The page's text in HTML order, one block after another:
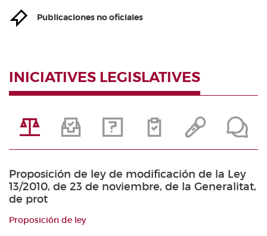
Publicaciones no oficiales
INICIATIVES LEGISLATIVES
Proposición de ley de modificación de la Ley
13/2010, de 23 de noviembre, de la Generalitat,
de prot
Proposición de ley